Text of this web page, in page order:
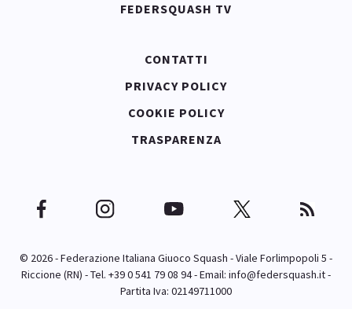
FEDERSQUASH TV
CONTATTI
PRIVACY POLICY
COOKIE POLICY
TRASPARENZA
© 2026 - Federazione Italiana Giuoco Squash - Viale Forlimpopoli 5 -
Riccione (RN) - Tel. +39 0 541 79 08 94 - Email: info@federsquash.it-
Partita Iva: 02149711000